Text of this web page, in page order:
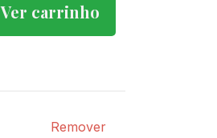
Ver carrinho
item
Remover